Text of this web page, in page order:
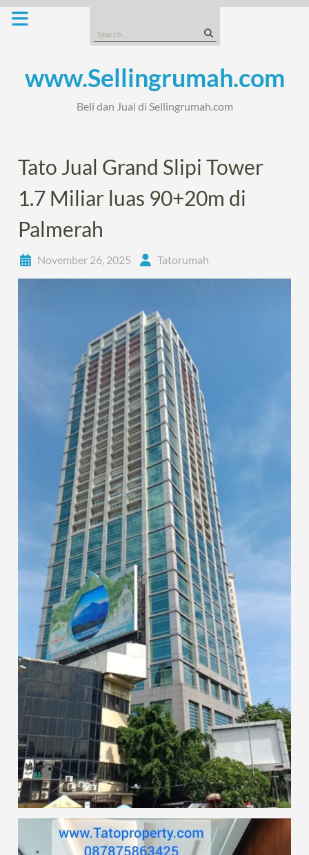
Skip
Search
for:
www.Sellingrumah.com
Beli dan Jual di Sellingrumah.com
Tato Jual Grand Slipi Tower
1.7 Miliar luas 90+20m di
Palmerah
November 26, 2025 Tatorumah